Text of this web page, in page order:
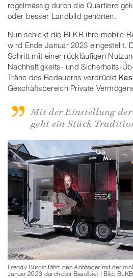
regelmässig durch die Quartiere
oder besser Landbild gehörten.
Nun schickt die BLKB ihre mobile
wird Ende Januar 2023 eingestellt.
Schritt mit einer rückläufigen
Nachhaltigkeits- und Sicherheits-
Träne des Bedauerns verdrückt
Geschäftsbereich Private
Mit der Einstellung
geht ein Stück
Freddy Bürgin fährt den Anhänger mit der
Januar 2023 durch das Baselbiet | Bild: BLKB